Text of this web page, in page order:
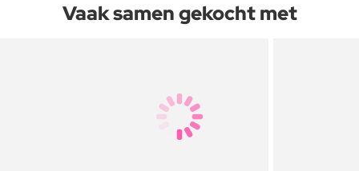
Vaak samen gekocht met